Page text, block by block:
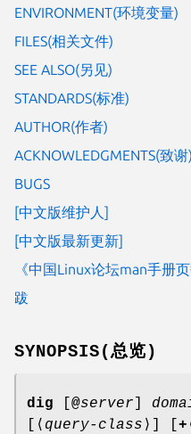
ENVIRONMENT(环境变量)
FILES(相关文件)
SEE ALSO(另见)
STANDARDS(标准)
AUTHOR(作者)
ACKNOWLEDGMENTS(致谢)
BUGS
[中文版维护人]
[中文版最新更新]
《中国Linux论坛man手册页
跋
SYNOPSIS(总览)
dig @server
[⟨ query-class ⟩] [ +